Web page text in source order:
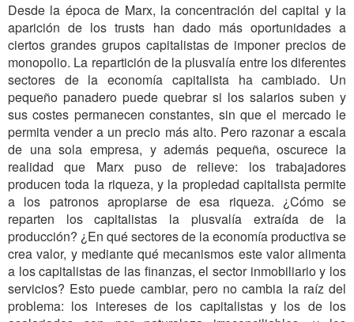
Desde la época de Marx, la concentración del capital y la
aparición de los trusts han dado más oportunidades a
ciertos grandes grupos capitalistas de imponer precios de
monopolio. La repartición de la plusvalía entre los diferentes
sectores de la economía capitalista ha cambiado. Un
pequeño panadero puede quebrar si los salarios suben y
sus costes permanecen constantes, sin que el mercado le
permita vender a un precio más alto. Pero razonar a escala
de una sola empresa, y además pequeña, oscurece la
realidad que Marx puso de relieve: los trabajadores
producen toda la riqueza, y la propiedad capitalista permite
a los patronos apropiarse de esa riqueza. ¿Cómo se
reparten los capitalistas la plusvalía extraída de la
producción? ¿En qué sectores de la economía productiva se
crea valor, y mediante qué mecanismos este valor alimenta
a los capitalistas de las finanzas, el sector inmobiliario y los
servicios? Esto puede cambiar, pero no cambia la raíz del
problema: los intereses de los capitalistas y los de los